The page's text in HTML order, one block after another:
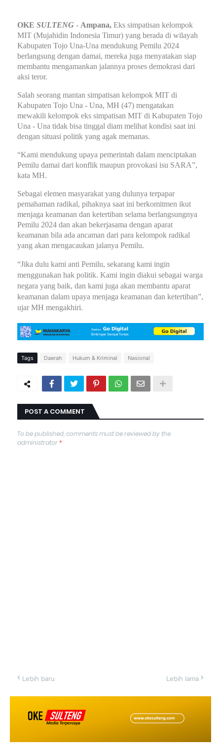
OKE SULTENG - Ampana, Eks simpatisan kelompok
MIT (Mujahidin Indonesia Timur) yang berada di wilayah
Kabupaten Tojo Una-Una mendukung Pemilu 2024
berlangsung dengan damai, mereka juga menyatakan siap
membantu mengamankan jalannya proses demokrasi dari
aksi teror.
Salah seorang mantan simpatisan kelompok MIT di
Kabupaten Tojo Una - Una, MH (47) mengatakan
mewakili kelompok eks simpatisan MIT di Kabupaten Tojo
Una - Una tidak bisa tinggal diam melihat kondisi saat ini
dengan situasi politik yang agak memanas.
“Kami mendukung upaya pemerintah dalam menciptakan
Pemilu damai dari konflik maupun provokasi isu SARA”,
kata MH.
Sebagai elemen masyarakat yang dulunya terpapar
pemahaman radikal, pihaknya saat ini berkomitmen ikut
menjaga keamanan dan ketertiban selama berlangsungnya
Pemilu 2024 dan akan bekerjasama dengan aparat
keamanan bila ada ancaman dari para kelompok radikal
yang akan mengacaukan jalanya Pemilu.
“Jika dulu kami anti Pemilu, sekarang kami ingin
menggunakan hak politik. Kami ingin diakui sebagai warga
negara yang baik, dan kami juga akan membantu aparat
keamanan dalam upaya menjaga keamanan dan ketertiban”,
ujar MH mengakhiri.
Tags Daerah Hukum & Kriminal Nasional
POST A COMMENT
To be published, comments must be reviewed by the
administrator*
Lebih baru Lebih lama